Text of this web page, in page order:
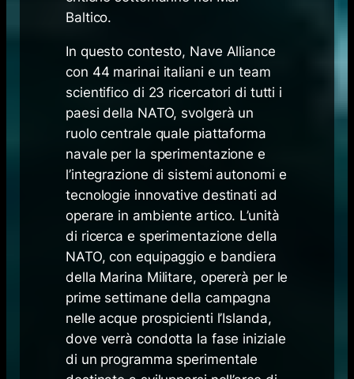
Baltico.
In questo contesto, Nave Alliance
con 44 marinai italiani e un team
scientifico di 23 ricercatori di tutti i
paesi della NATO, svolgerà un
ruolo centrale quale piattaforma
navale per la sperimentazione e
l’integrazione di sistemi autonomi e
tecnologie innovative destinati ad
operare in ambiente artico. L’unità
di ricerca e sperimentazione della
NATO, con equipaggio e bandiera
della Marina Militare, opererà per le
prime settimane della campagna
nelle acque prospicienti l’Islanda,
dove verrà condotta la fase iniziale
di un programma sperimentale